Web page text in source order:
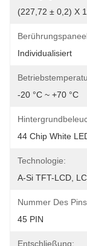
(227,72 ± 0,2) X
Individualisiert
-20 °C ~ +70 °C
44 Chip White
Technologie:
A-Si TFT-LCD,
Nummer Des
45 PIN
Entschließung: